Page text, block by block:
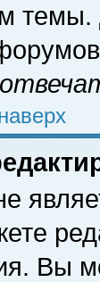
темы.
Вы